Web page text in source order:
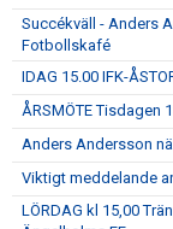
Succékväll - Anders
Fotbollskafé
IDAG 15.00 IFK-
ÅRSMÖTE Tisdagen
Anders Andersson
Viktigt meddelande
LÖRDAG kl 15,00